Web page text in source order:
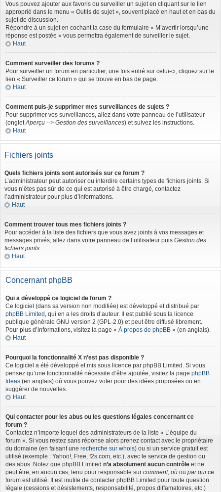
Vous pouvez ajouter aux favoris ou surveiller un sujet en cliquant sur le lien
approprié dans le menu « Outils de sujet », souvent placé en haut et en bas du
sujet de discussion.
Répondre à un sujet en cochant la case du formulaire « M’avertir lorsqu’une
réponse est postée » vous permettra également de surveiller le sujet.
Haut
Comment surveiller des forums ?
Pour surveiller un forum en particulier, une fois entré sur celui-ci, cliquez sur le
lien « Surveiller ce forum » qui se trouve en bas de page.
Haut
Comment puis-je supprimer mes surveillances de sujets ?
Pour supprimer vos surveillances, allez dans votre panneau de l’utilisateur
(ongletAperçu --> Gestion des surveillances) et suivez les instructions.
Haut
Fichiers joints
Quels fichiers joints sont autorisés sur ce forum ?
L’administrateur peut autoriser ou interdire certains types de fichiers joints. Si
vous n’êtes pas sûr de ce qui est autorisé à être chargé, contactez
l’administrateur pour plus d’informations.
Haut
Comment trouver tous mes fichiers joints ?
Pour accéder à la liste des fichiers que vous avez joints à vos messages et
messages privés, allez dans votre panneau de l’utilisateur puis Gestion des
fichiers joints.
Haut
Concernant phpBB
Qui a développé ce logiciel de forum ?
Ce logiciel (dans sa version non modifiée) est développé et distribué par
phpBB Limited , qui en a les droits d’auteur. Il est publié sous la licence
publique générale GNU version 2 (GPL-2.0) et peut être diffusé librement.
Pour plus d’informations, visitez la page « À propos de phpBB » (en anglais).
Haut
Pourquoi la fonctionnalité X n’est pas disponible ?
Ce logiciel a été développé et mis sous licence par phpBB Limited. Si vous
pensez qu’une fonctionnalité nécessite d’être ajoutée, visitez la page phpBB
Ideas (en anglais) où vous pouvez voter pour des idées proposées ou en
suggérer de nouvelles.
Haut
Qui contacter pour les abus ou les questions légales concernant ce
forum ?
Contactez n’importe lequel des administrateurs de la liste « L’équipe du
forum ». Si vous restez sans réponse alors prenez contact avec le propriétaire
du domaine (en faisant une recherche sur whois) ou si un service gratuit est
utilisé (exemple : Yahoo!, Free, f2s.com, etc.), avec le service de gestion ou
des abus. Notez que phpBB Limited n’a absolument aucun contrôle et ne
peut être, en aucun cas, tenu pour responsable sur comment, où ou par qui ce
forum est utilisé. Il est inutile de contacter phpBB Limited pour toute question
légale (cessions et désistements, responsabilité, propos diffamatoires, etc.)